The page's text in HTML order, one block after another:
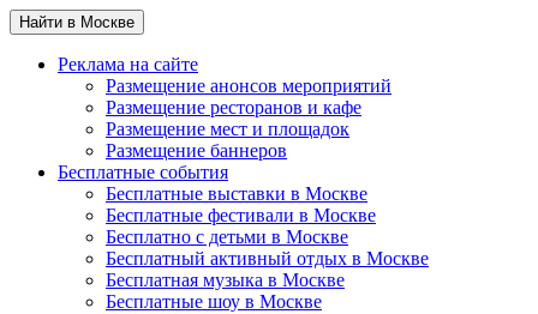
Найти в Москве
Реклама на сайте
Размещение анонсов мероприятий
Размещение ресторанов и кафе
Размещение мест и площадок
Размещение баннеров
Бесплатные события
Бесплатные выставки в Москве
Бесплатные фестивали в Москве
Бесплатно с детьми в Москве
Бесплатный активный отдых в Москве
Бесплатная музыка в Москве
Бесплатные шоу в Москве